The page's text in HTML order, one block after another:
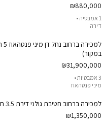
₪880,000
1 אמבטיה •
דירה
במקור)
₪31,900,000
3 אמבטיות •
מיני פנטהאוז
למכירה ברחוב חטיבת גולני דירת 3.5 חדרים
₪1,350,000